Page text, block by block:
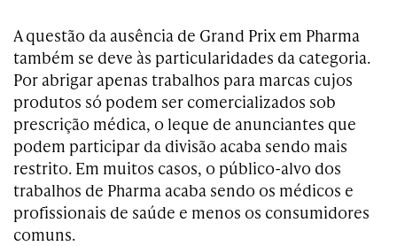
A questão da ausência de Grand Prix em Pharma
também se deve às particularidades da categoria.
Por abrigar apenas trabalhos para marcas cujos
produtos só podem ser comercializados sob
prescrição médica, o leque de anunciantes que
podem participar da divisão acaba sendo mais
restrito. Em muitos casos, o público-alvo dos
trabalhos de Pharma acaba sendo os médicos e
profissionais de saúde e menos os consumidores
comuns.